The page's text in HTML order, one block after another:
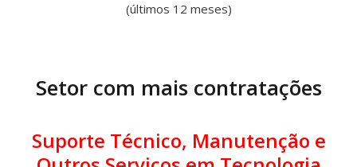
(últimos 12 meses)
Setor com mais contratações
Suporte Técnico, Manutenção e